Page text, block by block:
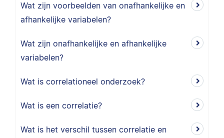
Wat zijn voorbeelden van onafhankelijke en
afhankelijke variabelen?
Wat zijn onafhankelijke en afhankelijke
variabelen?
Wat is correlationeel onderzoek?
Wat is een correlatie?
Wat is het verschil tussen correlatie en